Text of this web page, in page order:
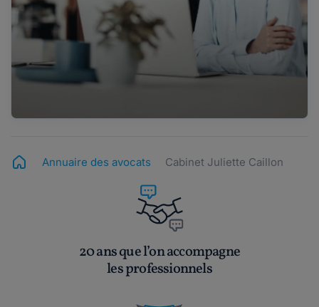
Annuaire des avocats Cabinet Juliette Caillon
20 ans que l’on accompagne
les professionnels